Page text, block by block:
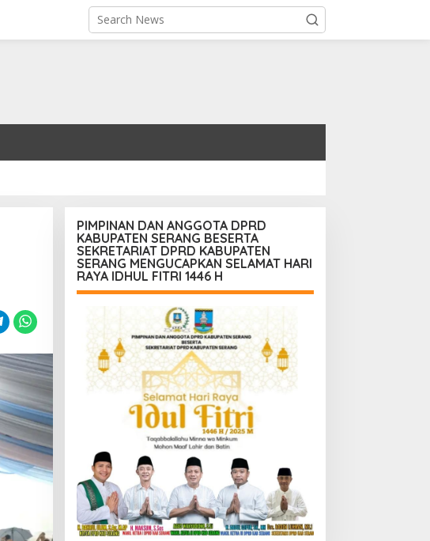
PIMPINAN DAN ANGGOTA DPRD
KABUPATEN SERANG BESERTA
SEKRETARIAT DPRD KABUPATEN
SERANG MENGUCAPKAN SELAMAT HARI
RAYA IDHUL FITRI 1446 H